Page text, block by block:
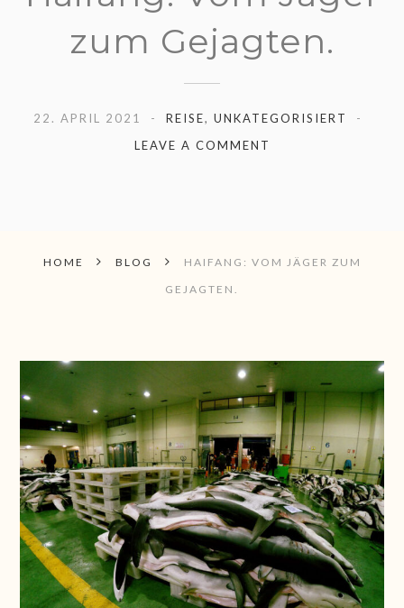
zum Gejagten.
22. APRIL 2021 REISE, UNKATEGORISIERT
LEAVE A COMMENT
HOME BLOG
HAIFANG: VOM JÄGER ZUM
GEJAGTEN.